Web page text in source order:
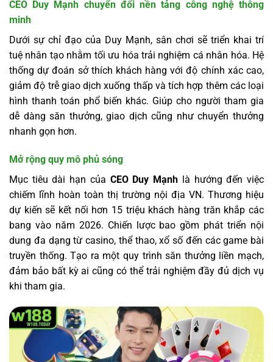
CEO Duy Mạnh chuyển đổi nền tảng công nghệ thông
minh
Dưới sự chỉ đạo của Duy Mạnh, sân chơi sẽ triển khai trí
tuệ nhân tạo nhằm tối ưu hóa trải nghiệm cá nhân hóa. Hệ
thống dự đoán sở thích khách hàng với độ chính xác cao,
giảm độ trễ giao dịch xuống thấp và tích hợp thêm các loại
hình thanh toán phổ biến khác. Giúp cho người tham gia
dễ dàng săn thưởng, giao dịch cũng như chuyển thưởng
nhanh gọn hơn.
Mở rộng quy mô phủ sóng
Mục tiêu dài hạn của CEO Duy Mạnh là hướng đến việc
chiếm lĩnh hoàn toàn thị trường nội địa VN. Thương hiệu
dự kiến sẽ kết nối hơn 15 triệu khách hàng trăn khắp các
bang vào năm 2026. Chiến lược bao gồm phát triển nội
dung đa dạng từ casino, thể thao, xổ số đến các game bài
truyền thống. Tạo ra một quy trình săn thưởng liền mạch,
đảm bảo bất kỳ ai cũng có thể trải nghiệm đầy đủ dịch vụ
khi tham gia.